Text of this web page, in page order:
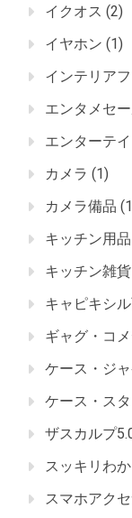
イクオス (2)
イヤホン (1)
インテリア
エンタメセ
エンターテ
カメラ (1)
カメラ備品
キッチン用品
キッチン雑貨
キャピキシ
ギャグ・コ
ケース・ジ
ケース・ス
ザスカルプ
スッキリわ
スマホアクセ